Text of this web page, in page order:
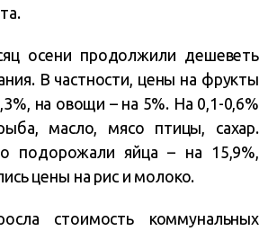
осени продолжили дешеветь
В частности, цены на фрукты
на овощи – на 5%. На 0,1-0,6%
масло, мясо птицы, сахар.
подорожали яйца – на 15,9%,
цены на рис и молоко.
стоимость коммунальных